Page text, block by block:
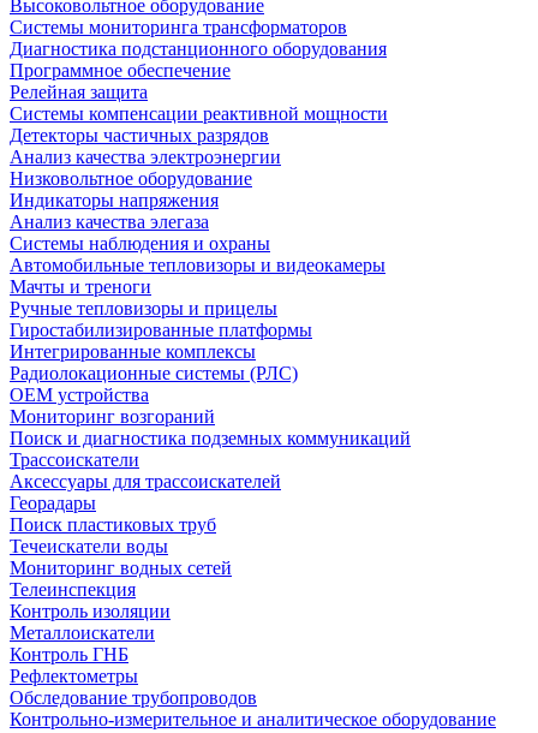
Высоковольтное оборудование
Системы мониторинга трансформаторов
Диагностика подстанционного оборудования
Программное обеспечение
Релейная защита
Системы компенсации реактивной мощности
Детекторы частичных разрядов
Анализ качества электроэнергии
Низковольтное оборудование
Индикаторы напряжения
Анализ качества элегаза
Системы наблюдения и охраны
Автомобильные тепловизоры и видеокамеры
Мачты и треноги
Ручные тепловизоры и прицелы
Гиростабилизированные платформы
Интегрированные комплексы
Радиолокационные системы (РЛС)
OEM устройства
Мониторинг возгораний
Поиск и диагностика подземных коммуникаций
Трассоискатели
Аксессуары для трассоискателей
Георадары
Поиск пластиковых труб
Течеискатели воды
Мониторинг водных сетей
Телеинспекция
Контроль изоляции
Металлоискатели
Контроль ГНБ
Рефлектометры
Обследование трубопроводов
Контрольно-измерительное и аналитическое оборудование